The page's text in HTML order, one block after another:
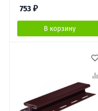
753 ₽
В корзину